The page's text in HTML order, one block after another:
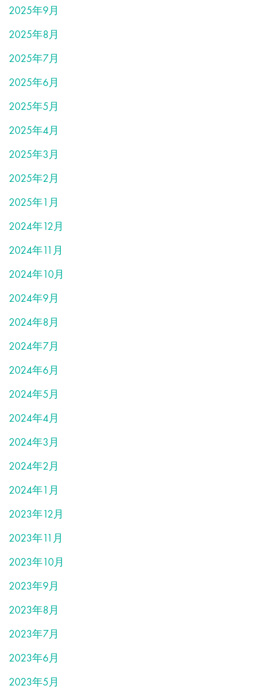
2025年9月
2025年8月
2025年7月
2025年6月
2025年5月
2025年4月
2025年3月
2025年2月
2025年1月
2024年12月
2024年11月
2024年10月
2024年9月
2024年8月
2024年7月
2024年6月
2024年5月
2024年4月
2024年3月
2024年2月
2024年1月
2023年12月
2023年11月
2023年10月
2023年9月
2023年8月
2023年7月
2023年6月
2023年5月